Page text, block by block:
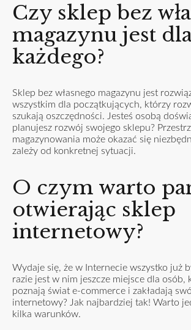
Czy sklep bez
magazynu jest
każdego?
Sklep bez własnego magazynu jest
wszystkim dla początkujących, którzy
szukają oszczędności. Jesteś osobą
planujesz rozwój swojego sklepu?
magazynowania może okazać się
zależy od konkretnej sytuacji.
O czym warto
otwierając sklep
internetowy?
Wydaje się, że w Internecie wszystko już
razie jest w nim jeszcze miejsce dla osób,
poznają świat e-commerce i zakładają
internetowy? Jak najbardziej tak! Warto
kilka warunków.